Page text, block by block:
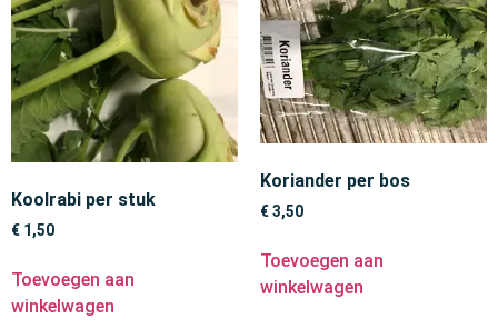
Koolrabi per stuk
€ 1,50
Toevoegen aan
winkelwagen
Koriander per bos
€3,50
Toevoegen aan
winkelwagen